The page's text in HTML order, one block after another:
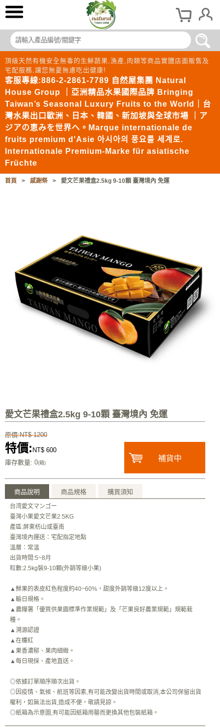
頂級天然有機安全無毒的生鮮蔬果,漁產,肉類等商品實體店面販售及
宅配服務,讓您無憂無慮吃出健康!
客服專線:886-2-2861-7789 自然屋集團 Natural
House Group ｜亞洲精品水果國際品牌 Bringing
Taiwan’s Seasonal Luxury Fruits to the World｜台
灣水果出口歐洲、日本、韓國、新加坡與全球市場 ｜ア
ジアの恵みを世界へ。Marque internationale de
fruits premium d'Asie 아시아의 풍요를 세계로.
Internationale Premium-Marke für asiatische
Früchte
首頁 > 感謝祭 > 愛文芒果禮盒2.5kg 9-10顆 臺灣境內 免運
愛文芒果禮盒2.5kg 9-10顆 臺灣境內 免運
原價:NT$ 1200
特價: NT$ 600
庫存數量: 0(箱)
補貨中
商品說明 商品規格 購買須知
台湾愛文マンゴー
臺灣小果愛文芒果2.5KG
產區:屏東枋山或臺南
臺灣境內運送：宅配指定地點
溫層：常溫
出貨時間:5~8月
粒數:2.5kg裝9-10顆(外銷等級小果)
▲鮮果的表皮紅色程度約40~60%，甜度外銷等級12度以上。
▲輸日規格。
▲農糧署「優質供果園標準作業規範」及「芒果良好農業規範」規範栽
種。
▲溯源認證
▲在欉紅
▲果香濃郁、果肉細緻。
▲每日現採、產地直送。
◎依據訂單順序順次出貨。
◎因疫情、氣候、航班等因素,有可能改變出貨時間或取消,本公司保留出貨
權利，如無法出貨,造成不便，敬請見諒。
◎紙箱為示意圖,有可能因紙箱用罄而更換其他包裝紙箱。